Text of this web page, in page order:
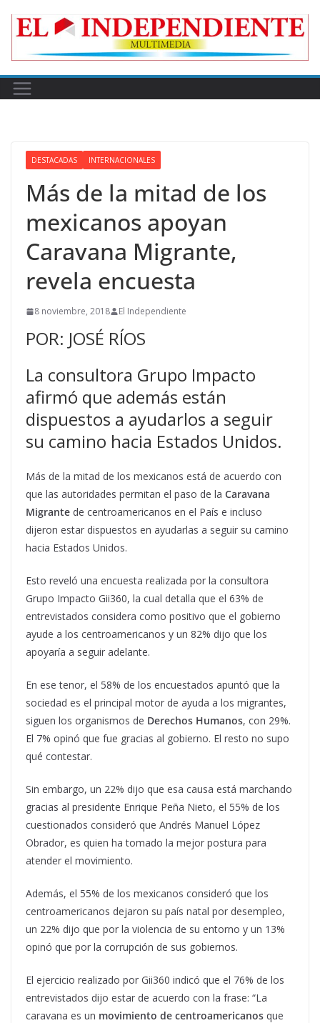
DESTACADAS INTERNACIONALES
Más de la mitad de los
mexicanos apoyan
Caravana Migrante,
revela encuesta
8 noviembre, 2018 El Independiente
POR: JOSÉ RÍOS
La consultora Grupo Impacto
afirmó que además están
dispuestos a ayudarlos a seguir
su camino hacia Estados Unidos.
Más de la mitad de los mexicanos está de acuerdo con
que las autoridades permitan el paso de la Caravana
Migrante de centroamericanos en el País e incluso
dijeron estar dispuestos en ayudarlas a seguir su camino
hacia Estados Unidos.
Esto reveló una encuesta realizada por la consultora
Grupo Impacto Gii360, la cual detalla que el 63% de
entrevistados considera como positivo que el gobierno
ayude a los centroamericanos y un 82% dijo que los
apoyaría a seguir adelante.
En ese tenor, el 58% de los encuestados apuntó que la
sociedad es el principal motor de ayuda a los migrantes,
siguen los organismos de Derechos Humanos, con 29%.
El 7% opinó que fue gracias al gobierno. El resto no supo
qué contestar.
Sin embargo, un 22% dijo que esa causa está marchando
gracias al presidente Enrique Peña Nieto, el 55% de los
cuestionados consideró que Andrés Manuel López
Obrador, es quien ha tomado la mejor postura para
atender el movimiento.
Además, el 55% de los mexicanos consideró que los
centroamericanos dejaron su país natal por desempleo,
un 22% dijo que por la violencia de su entorno y un 13%
opinó que por la corrupción de sus gobiernos.
El ejercicio realizado por Gii360 indicó que el 76% de los
entrevistados dijo estar de acuerdo con la frase: “La
caravana es un movimiento de centroamericanos que